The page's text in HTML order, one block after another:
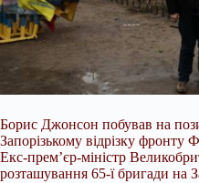
Борис Джонсон побував на
Запорізькому відрізку
Екс-прем’єр-міністр
розташування 65-ї бригади на